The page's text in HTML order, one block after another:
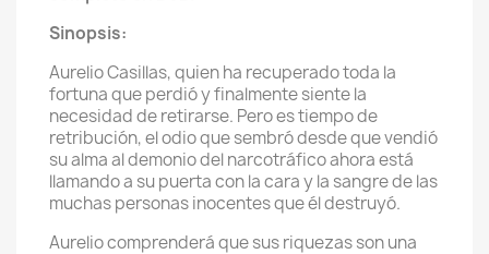
Sinopsis:
Aurelio Casillas, quien ha recuperado toda la
fortuna que perdió y finalmente siente la
necesidad de retirarse. Pero es tiempo de
retribución, el odio que sembró desde que vendió
su alma al demonio del narcotráfico ahora está
llamando a su puerta con la cara y la sangre de las
muchas personas inocentes que él destruyó.
Aurelio comprenderá que sus riquezas son una